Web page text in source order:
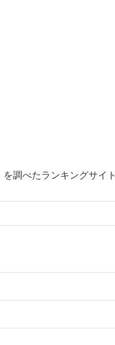
調べたランキングサイト